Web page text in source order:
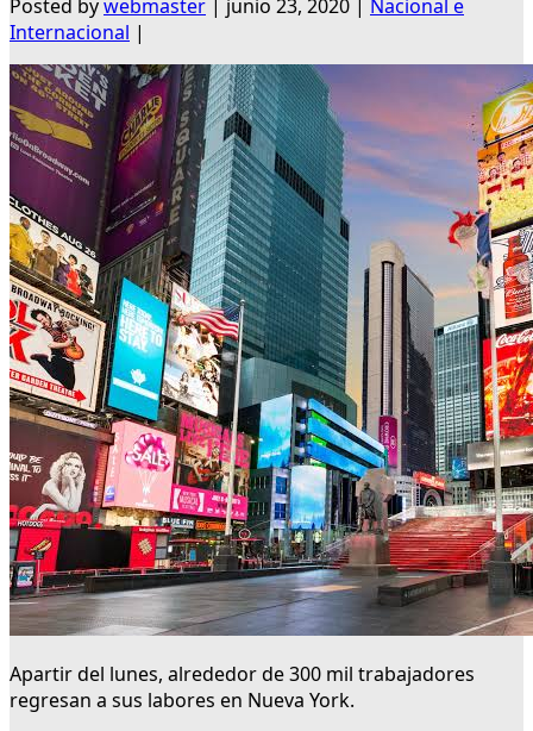
Posted bywebmaster | junio 23, 2020 | Nacional e
Internacional |
Apartir del lunes, alrededor de 300 mil trabajadores
regresan a sus labores en Nueva York.